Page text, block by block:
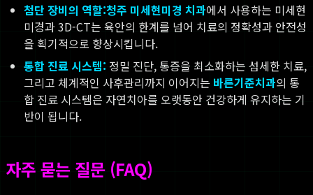
첨단 장비의 역할:청주 미세현미경 치과에서 사용하는 미세현
미경과 3D-CT는 육안의 한계를 넘어 치료의 정확성과 안전성
을 획기적으로 향상시킵니다.
통합 진료 시스템: 정밀 진단, 통증을 최소화하는 섬세한 치료,
그리고 체계적인 사후관리까지 이어지는 바른기준치과의 통
합 진료 시스템은 자연치아를 오랫동안 건강하게 유지하는 기
반이 됩니다.
자주 묻는 질문 (FAQ)